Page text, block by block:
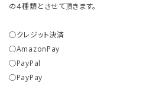
の４種類とさせて頂きます。
○クレジット決済
○AmazonPay
○PayPal
○PayPay